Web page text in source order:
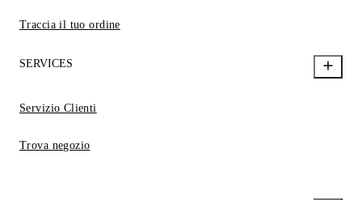
Traccia il tuo ordine
SERVICES
Servizio Clienti
Trova negozio